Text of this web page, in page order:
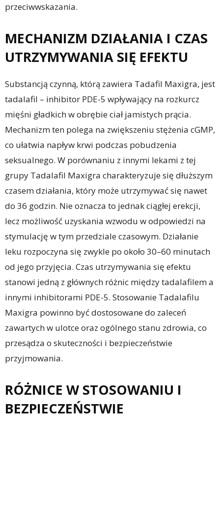
przeciwwskazania.
MECHANIZM DZIAŁANIA I CZAS
UTRZYMYWANIA SIĘ EFEKTU
Substancją czynną, którą zawiera Tadafil Maxigra, jest
tadalafil – inhibitor PDE-5 wpływający na rozkurcz
mięśni gładkich w obrębie ciał jamistych prącia.
Mechanizm ten polega na zwiększeniu stężenia cGMP,
co ułatwia napływ krwi podczas pobudzenia
seksualnego. W porównaniu z innymi lekami z tej
grupy Tadalafil Maxigra charakteryzuje się dłuższym
czasem działania, który może utrzymywać się nawet
do 36 godzin. Nie oznacza to jednak ciągłej erekcji,
lecz możliwość uzyskania wzwodu w odpowiedzi na
stymulację w tym przedziale czasowym. Działanie
leku rozpoczyna się zwykle po około 30–60 minutach
od jego przyjęcia. Czas utrzymywania się efektu
stanowi jedną z głównych różnic między tadalafilem a
innymi inhibitorami PDE-5. Stosowanie Tadalafilu
Maxigra powinno być dostosowane do zaleceń
zawartych w ulotce oraz ogólnego stanu zdrowia, co
przesądza o skuteczności i bezpieczeństwie
przyjmowania.
RÓŻNICE W STOSOWANIU I
BEZPIECZEŃSTWIE